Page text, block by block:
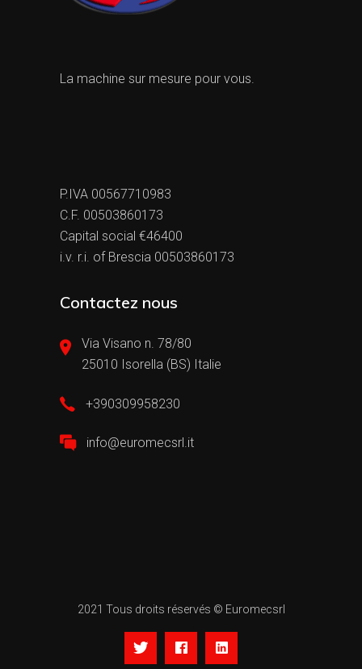
La machine sur mesure pour vous.
P.IVA 00567710983
C.F. 00503860173
Capital social €46400
i.v. r.i. of Brescia 00503860173
Contactez nous
Via Visano n. 78/80
25010 Isorella (BS) Italie
+390309958230
info@euromecsrl.it
2021 Tous droits réservés © Euromecsrl